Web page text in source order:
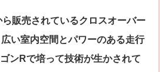
販売されているクロスオーバー
い室内空間とパワーのある走行
ンRで培って技術が生かされて